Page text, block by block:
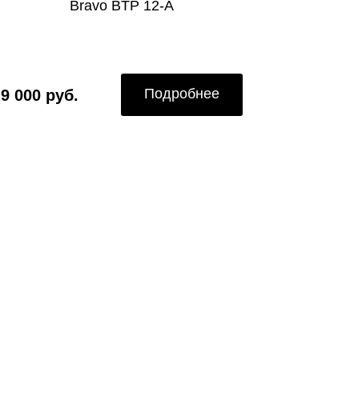
Bravo BTP 12-A
9 000 руб. Подробнее